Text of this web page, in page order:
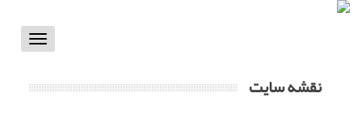
Toggle
نقشه سایت